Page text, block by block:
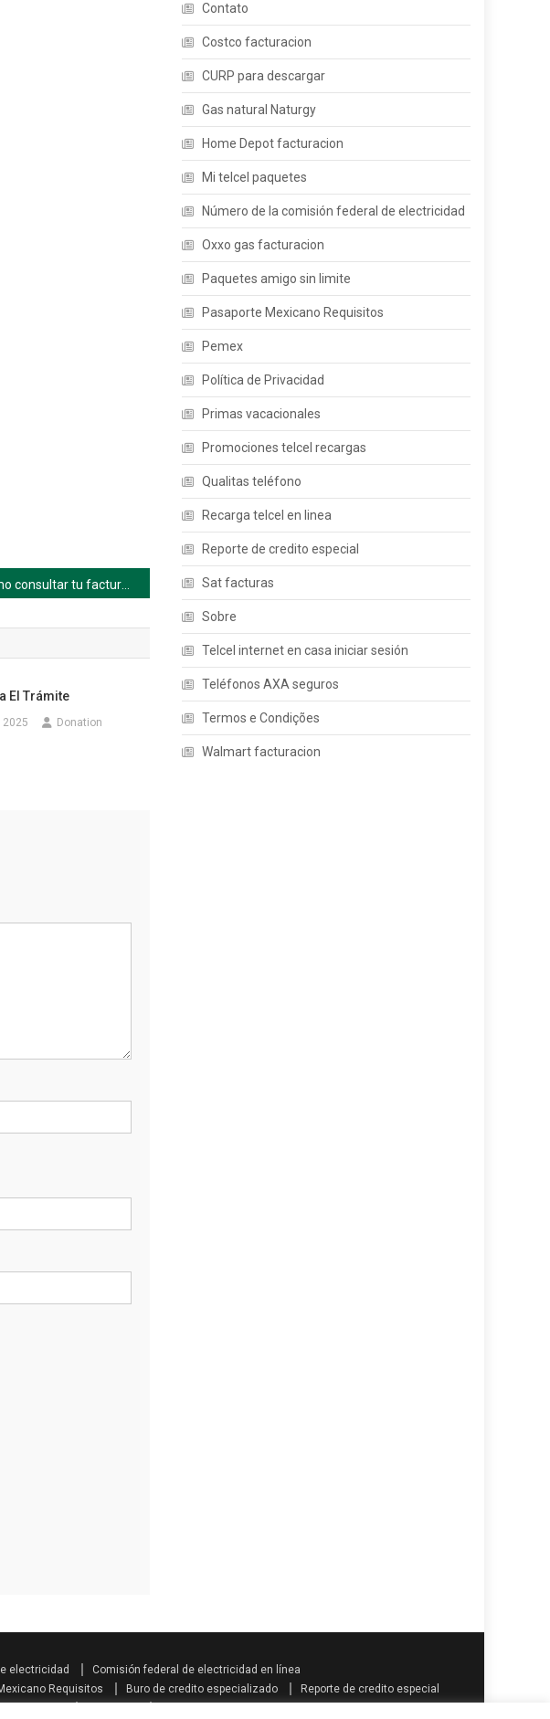
El Trámite
2025 Donation
Contato
Costco facturacion
CURP para descargar
Gas natural Naturgy
Home Depot facturacion
Mi telcel paquetes
Número de la comisión federal de electricidad
Oxxo gas facturacion
Paquetes amigo sin limite
Pasaporte Mexicano Requisitos
Pemex
Política de Privacidad
Primas vacacionales
Promociones telcel recargas
Qualitas teléfono
Recarga telcel en linea
Reporte de credito especial
Sat facturas
Sobre
Telcel internet en casa iniciar sesión
Teléfonos AXA seguros
Termos e Condições
Walmart facturacion
electricidad
Comisión federal de electricidad en línea
Requisitos Buro de credito especializado
Reporte de credito especial